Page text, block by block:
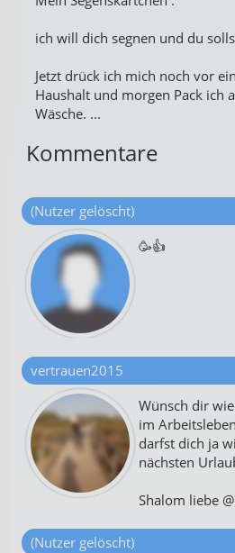
ich will dich segnen und du
Jetzt drück ich mich noch vor
Haushalt und morgen Pack ich
Wäsche. ...
Kommentare
(Nutzer gelöscht)
🥳👍
vertrauen2015
Wünsch dir
im
darfst dich ja
nächsten
Shalom liebe
(Nutzer gelöscht)